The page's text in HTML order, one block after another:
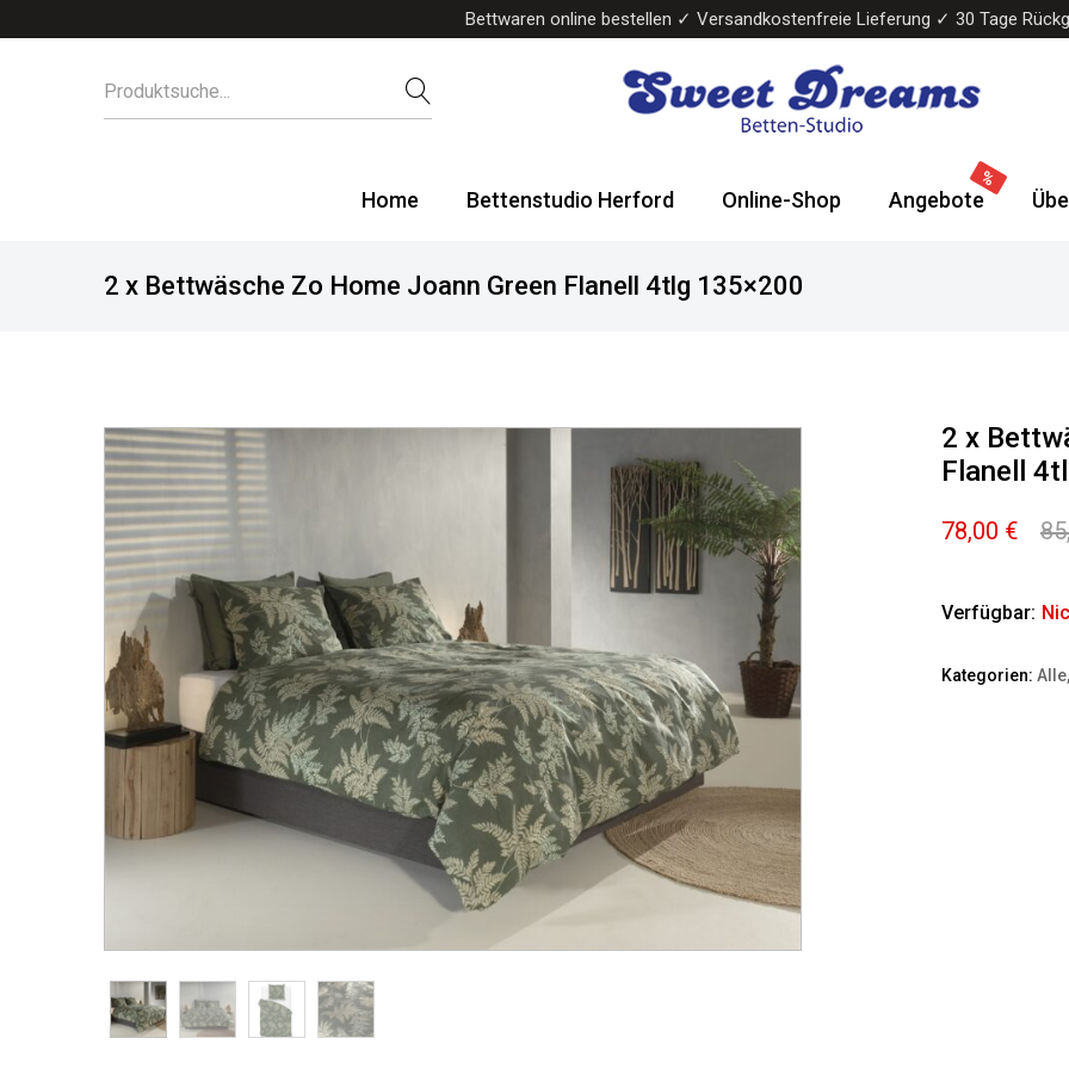
Bettwaren online bestellen ✓ Versandkostenfreie Lieferung ✓ 30 Tage
Bettenstudio
Boxspringbetten
Home Bettenstudio Herford Online-Shop Angebote
2 x Bettwäsche Zo Home Joann Green Flanell 4tlg 135×200
2 x
Flanell
78,00 €
Verfügbar:
Kategorien: Alle,